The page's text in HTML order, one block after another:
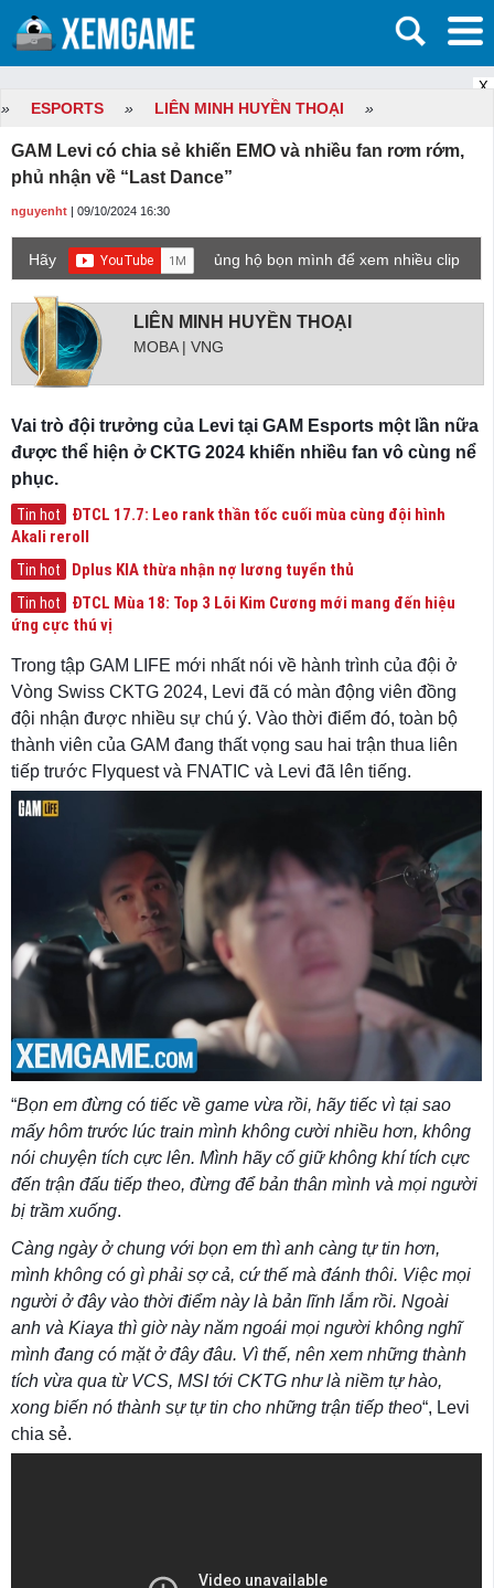
X
» ESPORTS » LIÊN MINH HUYỀN THOẠI »
GAM Levi có chia sẻ khiến EMO và nhiều fan rơm rớm,
phủ nhận về “Last Dance”
nguyenht | 09/10/2024 16:30
Hãy
ủng hộ bọn mình để xem nhiều clip
LIÊN MINH HUYỀN THOẠI
MOBA | VNG
Vai trò đội trưởng của Levi tại GAM Esports một lần nữa
được thể hiện ở CKTG 2024 khiến nhiều fan vô cùng nể
phục.
Tin hot
ĐTCL 17.7: Leo rank thần tốc cuối mùa cùng đội hình
Akali reroll
Tin hot Dplus KIA thừa nhận nợ lương tuyển thủ
Tin hot
ĐTCL Mùa 18: Top 3 Lõi Kim Cương mới mang đến hiệu
ứng cực thú vị
Trong tập GAM LIFE mới nhất nói về hành trình của đội ở
Vòng Swiss CKTG 2024, Levi đã có màn động viên đồng
đội nhận được nhiều sự chú ý. Vào thời điểm đó, toàn bộ
thành viên của GAM đang thất vọng sau hai trận thua liên
tiếp trước Flyquest và FNATIC và Levi đã lên tiếng.
“Bọn em đừng có tiếc về game vừa rồi, hãy tiếc vì tại sao
mấy hôm trước lúc train mình không cười nhiều hơn, không
nói chuyện tích cực lên. Mình hãy cố giữ không khí tích cực
đến trận đấu tiếp theo, đừng để bản thân mình và mọi người
bị trầm xuống.
Càng ngày ở chung với bọn em thì anh càng tự tin hơn,
mình không có gì phải sợ cả, cứ thế mà đánh thôi. Việc mọi
người ở đây vào thời điểm này là bản lĩnh lắm rồi. Ngoài
anh và Kiaya thì giờ này năm ngoái mọi người không nghĩ
mình đang có mặt ở đây đâu. Vì thế, nên xem những thành
tích vừa qua từ VCS, MSI tới CKTG như là niềm tự hào,
xong biến nó thành sự tự tin cho những trận tiếp theo“, Levi
chia sẻ.